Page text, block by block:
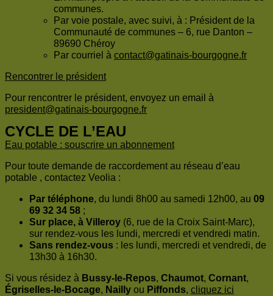
communes.
Par voie postale, avec suivi, à : Président de la
Communauté de communes – 6, rue Danton –
89690 Chéroy
Par courriel à contact@gatinais-bourgogne.fr
Rencontrer le président
Pour rencontrer le président, envoyez un email à
president@gatinais-bourgogne.fr
CYCLE DE L’EAU
Eau potable : souscrire un abonnement
Pour toute demande de raccordement au réseau d’eau
potable , contactez Veolia :
Par téléphone, du lundi 8h00 au samedi 12h00, au 09
69 32 34 58 ;
Sur place, à Villeroy (6, rue de la Croix Saint-Marc),
sur rendez-vous les lundi, mercredi et vendredi matin.
Sans rendez-vous : les lundi, mercredi et vendredi, de
13h30 à 16h30.
Si vous résidez à Bussy-le-Repos, Chaumot, Cornant,
Égriselles-le-Bocage, Nailly ou Piffonds, cliquez ici